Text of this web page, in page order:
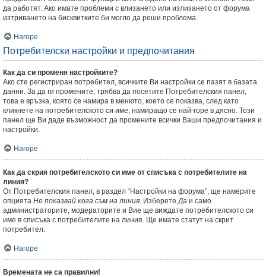
да работят. Ако имате проблеми с влизането или излизането от форума
изтриването на бисквитките би могло да реши проблема.
Нагоре
Потребителски настройки и предпочитания
Как да си променя настройките?
Ако сте регистриран потребител, всичките Ви настройки се пазят в базата
данни. За да ги промените, трябва да посетите Потребителския панел,
това е връзка, която се намира в менюто, което се показва, след като
кликнете на потребителското си име, намиращо се най-горе в дясно. Този
панел ще Ви даде възможност да промените всички Ваши предпочитания и
настройки.
Нагоре
Как да скрия потребителското си име от списъка с потребителите на
линия?
От Потребителския панел, в раздел “Настройки на форума”, ще намерите
опцията Не показвай кога съм на линия. ИзберетеДа и само
администраторите, модераторите и Вие ще виждате потребителското си
име в списъка с потребителите на линия. Ще имате статут на скрит
потребител.
Нагоре
Времената не са правилни!